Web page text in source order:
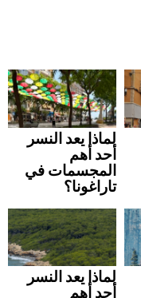
لماذا يعد النسر
أحد أهم
المجسمات في
تاراغونا؟
لماذا يعد النسر
أحد أهم